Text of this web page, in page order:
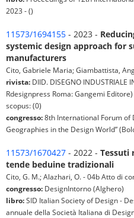
2023 - ()
11573/1694155 - 2023 -
systemic design approach for
manufacturers
Cito, Gabriele Maria; Giambattista,
rivista: DIID. DISEGNO INDUSTRIALE
Rdesignpress Roma: Gangemi
scopus: (0)
congresso:8th International Forum of
Geographies in the Design World”
11573/1670427 - 2022 - Tessuti
tende beduine tradizionali
Cito, G. M.; Alazhari, O. - 04b Atto di
congresso: DesignIntorno (Alghero)
libro:SID Italian Society of Design -
annuale della Società Italiana di